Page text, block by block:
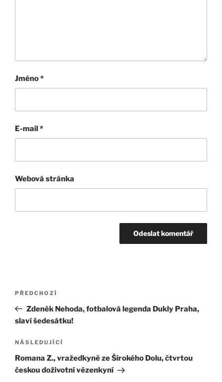
Jméno*
E-mail*
Webová stránka
Navigace
příspěvek
Předchozí
příspěvek
PŘEDCHOZÍ
Zdeněk Nehoda, fotbalová legenda Dukly Praha,
slaví šedesátku!
Následující
příspěvek
NÁSLEDUJÍCÍ
Romana Z., vražedkyně ze Širokého Dolu, čtvrtou
českou doživotní vězenkyní